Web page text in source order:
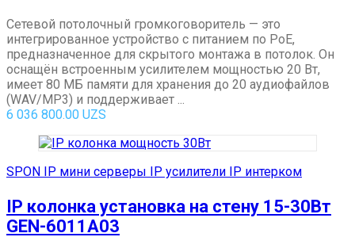
Сетевой потолочный громкоговоритель — это
интегрированное устройство с питанием по PoE,
предназначенное для скрытого монтажа в потолок. Он
оснащён встроенным усилителем мощностью 20 Вт,
имеет 80 МБ памяти для хранения до 20 аудиофайлов
(WAV/MP3) и поддерживает ...
6 036 800.00 UZS
SPON IP мини серверы IP усилители IP интерком
IP колонка установка на стену 15-30Вт
GEN-6011A03